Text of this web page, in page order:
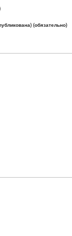
(обязательно)